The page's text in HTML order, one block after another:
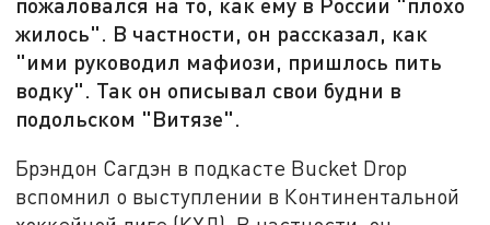
жилось". В частности, он рассказал, как
"ими руководил мафиози, пришлось пить
водку". Так он описывал свои будни в
подольском "Витязе".
Брэндон Сагдэн в подкасте Bucket Drop
вспомнил о выступлении в Континентальной